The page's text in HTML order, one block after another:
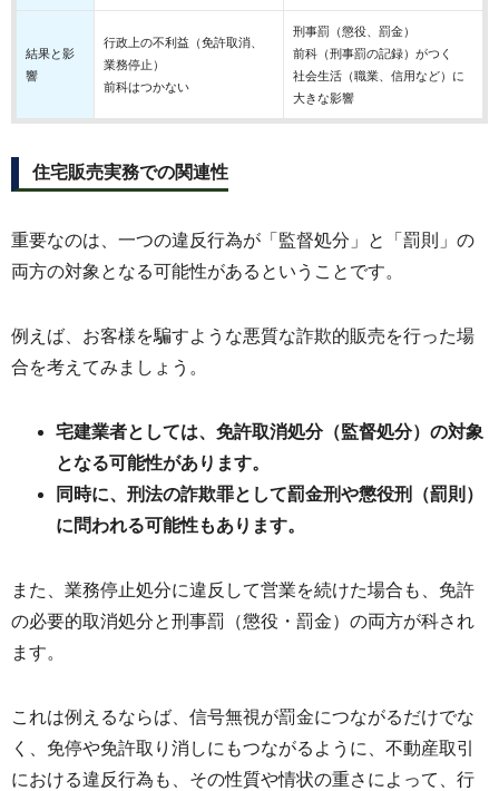
結果と影
響
行政上の不利益（免許取消、
業務停止）
前科はつかない
刑事罰（懲役、罰金）
前科（刑事罰の記録）がつく
社会生活（職業、信用など）に
大きな影響
住宅販売実務での関連性
重要なのは、一つの違反行為が「監督処分」と「罰則」の
両方の対象となる可能性があるということです。
例えば、お客様を騙すような悪質な詐欺的販売を行った場
合を考えてみましょう。
宅建業者としては、免許取消処分（監督処分）の対象
となる可能性があります。
同時に、刑法の詐欺罪として罰金刑や懲役刑（罰則）
に問われる可能性もあります。
また、業務停止処分に違反して営業を続けた場合も、免許
の必要的取消処分と刑事罰（懲役・罰金）の両方が科され
ます。
これは例えるならば、信号無視が罰金につながるだけでな
く、免停や免許取り消しにもつながるように、不動産取引
における違反行為も、その性質や情状の重さによって、行